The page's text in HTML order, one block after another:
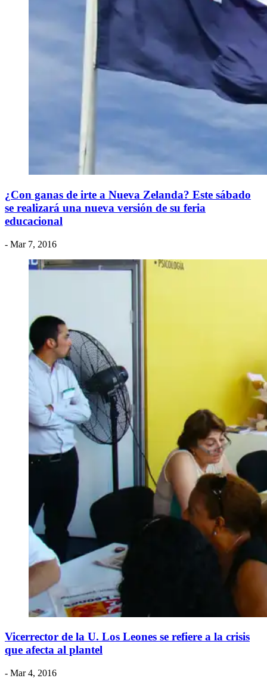
¿Con ganas de irte a Nueva Zelanda? Este sábado
se realizará una nueva versión de su feria
educacional
- Mar 7, 2016
Vicerrector de la U. Los Leones se refiere a la crisis
que afecta al plantel
- Mar 4, 2016